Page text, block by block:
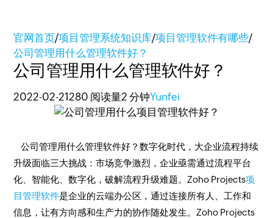
官网首页/项目管理系统知识库/项目管理软件有哪些/
公司管理用什么管理软件好？
公司管理用什么管理软件好？
2022-02-21280 阅读量2 分钟Yunfei
公司管理用什么管理软件好？数字化时代，大企业流程持续
升级面临三大挑战：市场竞争激烈，企业亟需通过流程平台
化、智能化、数字化，破解流程升级难题。Zoho Projects项
目管理软件是企业的云端办公区，通过连接所有人、工作和
信息，让有方向感和生产力的协作随处发生。Zoho Projects